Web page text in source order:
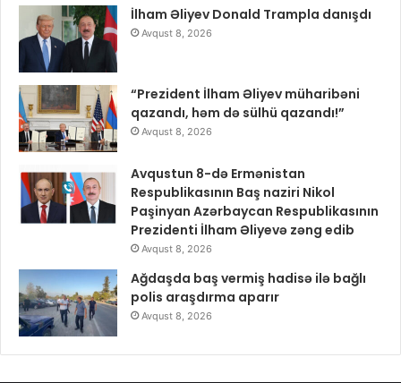
İlham Əliyev Donald Trampla danışdı
Avqust 8, 2026
“Prezident İlham Əliyev müharibəni
qazandı, həm də sülhü qazandı!”
Avqust 8, 2026
Avqustun 8-də Ermənistan
Respublikasının Baş naziri Nikol
Paşinyan Azərbaycan Respublikasının
Prezidenti İlham Əliyevə zəng edib
Avqust 8, 2026
Ağdaşda baş vermiş hadisə ilə bağlı
polis araşdırma aparır
Avqust 8, 2026